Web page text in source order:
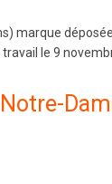
marque
le 9